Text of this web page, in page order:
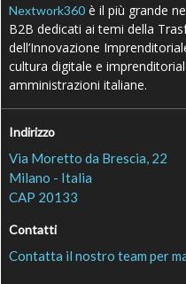
Nextwork360 è il più grande
B2B dedicati ai temi della
dell’Innovazione
cultura digitale e
amministrazioni italiane.
Indirizzo
Via Moretto da Brescia, 22
Milano - Italia
CAP 20133
Contatti
Contatta il nostro team per